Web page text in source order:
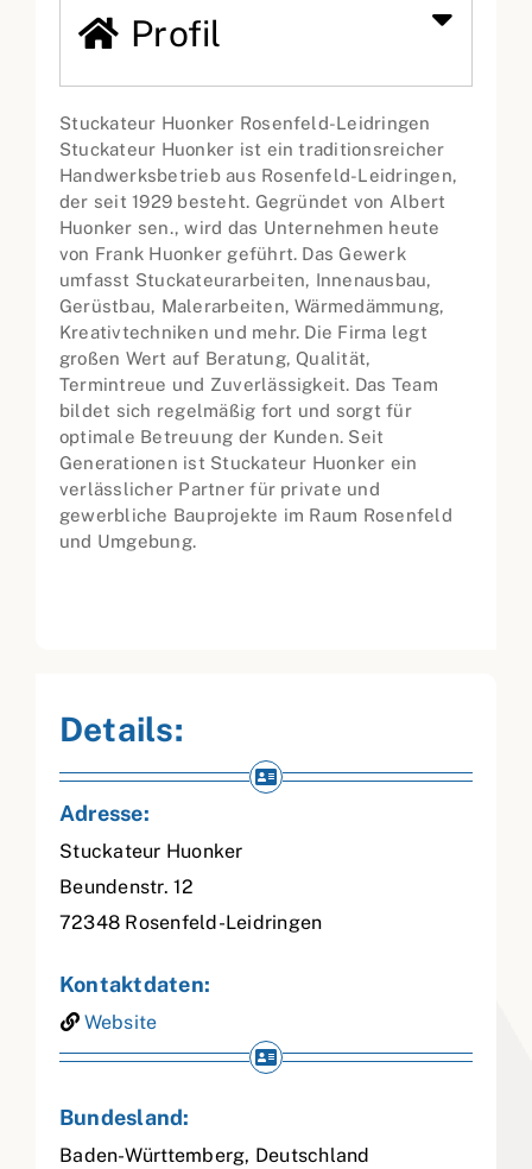
Profil
Stuckateur Huonker Rosenfeld-Leidringen
Stuckateur Huonker ist ein traditionsreicher
Handwerksbetrieb aus Rosenfeld-Leidringen,
der seit 1929 besteht. Gegründet von Albert
Huonker sen., wird das Unternehmen heute
von Frank Huonker geführt. Das Gewerk
umfasst Stuckateurarbeiten, Innenausbau,
Gerüstbau, Malerarbeiten, Wärmedämmung,
Kreativtechniken und mehr. Die Firma legt
großen Wert auf Beratung, Qualität,
Termintreue und Zuverlässigkeit. Das Team
bildet sich regelmäßig fort und sorgt für
optimale Betreuung der Kunden. Seit
Generationen ist Stuckateur Huonker ein
verlässlicher Partner für private und
gewerbliche Bauprojekte im Raum Rosenfeld
und Umgebung.
Details:
Adresse:
Stuckateur Huonker
Beundenstr. 12
72348 Rosenfeld-Leidringen
Kontaktdaten:
Website
Bundesland:
Baden-Württemberg, Deutschland